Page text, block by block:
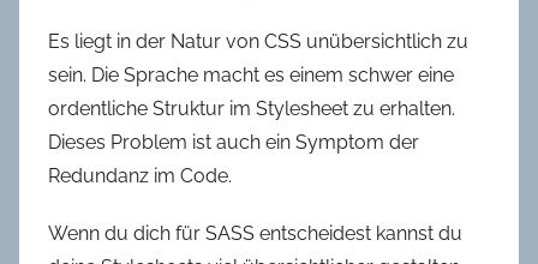
Es liegt in der Natur von CSS unübersichtlich zu
sein. Die Sprache macht es einem schwer eine
ordentliche Struktur im Stylesheet zu erhalten.
Dieses Problem ist auch ein Symptom der
Redundanz im Code.
Wenn du dich für SASS entscheidest kannst du